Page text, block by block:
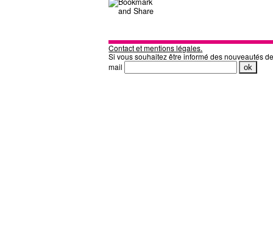
Contact et mentions légales.
Si vous souhaitez être informé des nouveautés
mail